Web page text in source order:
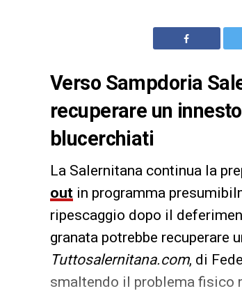
Verso Sampdoria
recuperare un
blucerchiati
La Salernitana continua la
out in programma
ripescaggio dopo il
granata potrebbe recuperare
Tuttosalernitana.com, di
smaltendo il problema fisico